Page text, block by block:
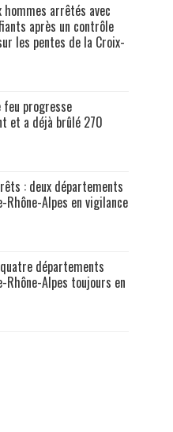
hommes arrêtés avec
après un contrôle
les pentes de la Croix-
feu progresse
et a déjà brûlé 270
: deux départements
Rhône-Alpes en vigilance
départements
Rhône-Alpes toujours en